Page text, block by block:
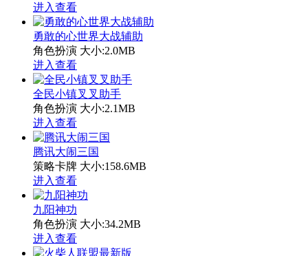
进入查看
勇敢的心世界大战辅助
角色扮演 大小:2.0MB
进入查看
全民小镇叉叉助手
角色扮演 大小:2.1MB
进入查看
腾讯大闹三国
策略卡牌 大小:158.6MB
进入查看
九阳神功
角色扮演 大小:34.2MB
进入查看